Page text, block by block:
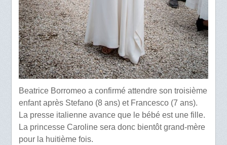
Beatrice Borromeo a confirmé attendre son troisième
enfant après Stefano (8 ans) et Francesco (7 ans).
La presse italienne avance que le bébé est une fille.
La princesse Caroline sera donc bientôt grand-mère
pour la huitième fois.